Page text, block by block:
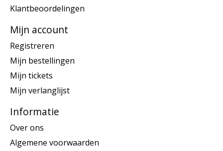
Klantbeoordelingen
Mijn account
Registreren
Mijn bestellingen
Mijn tickets
Mijn verlanglijst
Informatie
Over ons
Algemene voorwaarden